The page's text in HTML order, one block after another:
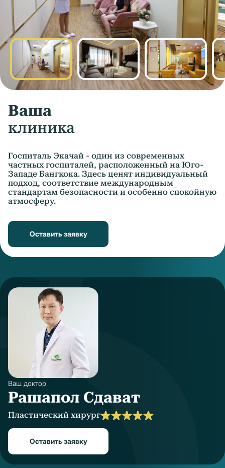
Ваша
клиника
Госпиталь Экачай - один из современных
частных госпиталей, расположенный на Юго-
Западе Бангкока. Здесь ценят индивидуальный
подход, соответствие международным
стандартам безопасности и особенно спокойную
атмосферу.
Оставить заявку
Ваш доктор
Рашапол Сдават
Пластический хирург
Оставить заявку